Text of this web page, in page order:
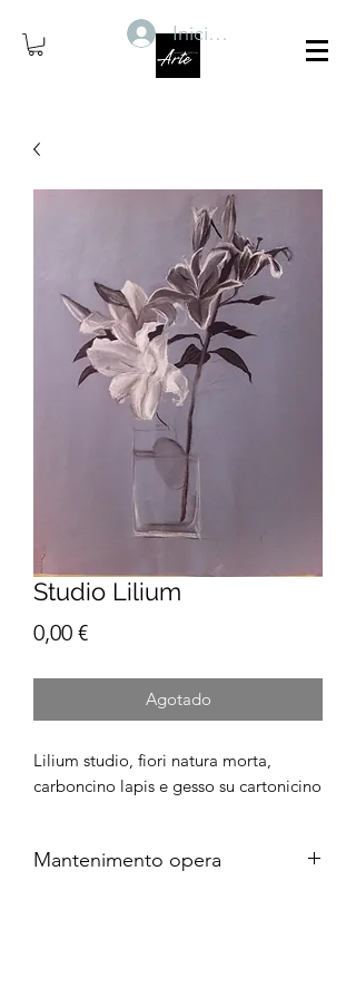
Iniciar sesión
Studio Lilium
0,00 €Precio
Agotado
Lilium studio, fiori natura morta,
carboncino lapis e gesso su cartonicino
Mantenimento opera